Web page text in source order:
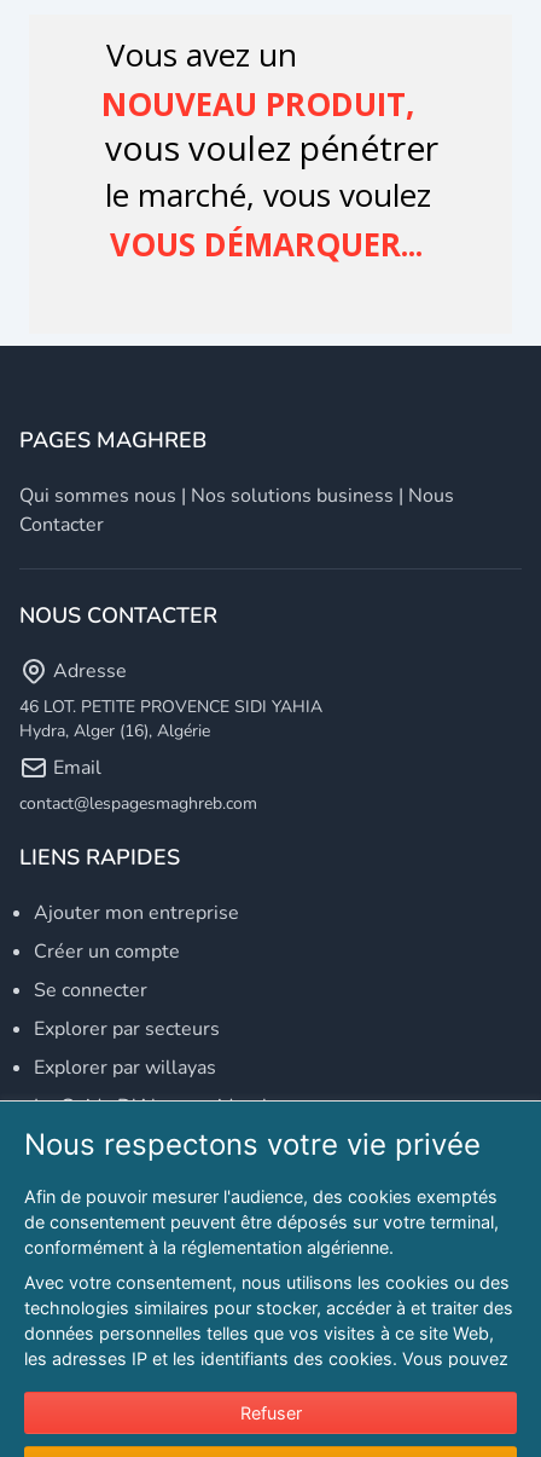
PAGES MAGHREB
Qui sommes nous | Nos solutions business | Nous
Contacter
NOUS CONTACTER
Adresse
46 LOT. PETITE PROVENCE SIDI YAHIA
Hydra, Alger (16), Algérie
Email
contact@lespagesmaghreb.com
LIENS RAPIDES
Ajouter mon entreprise
Créer un compte
Se connecter
Explorer par secteurs
Explorer par willayas
Le Guide D'Alger, guide-alger.com
NOS RÉSEAUX SOCIAUX
Notre page Facebook
Notre page LinkedIn
Notre page Instagram
Notre page Twitter
© 2026 PAGESMAGHREB.COM. ALL RIGHTS RESERVED
Nous respectons votre vie privée
Afin de pouvoir mesurer l'audience, des cookies exemptés
de consentement peuvent être déposés sur votre terminal,
conformément à la réglementation algérienne.
Avec votre consentement, nous utilisons les cookies ou des
technologies similaires pour stocker, accéder à et traiter des
données personnelles telles que vos visites à ce site Web,
les adresses IP et les identifiants des cookies. Vous pouvez
sur l'intérêt légitime à tout moment en cliquant sur « Refuser
».
Refuser